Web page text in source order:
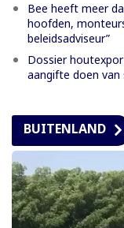
Bee heeft meer
hoofden,
beleidsadviseur”
Dossier
aangifte doen
BUITENLAND